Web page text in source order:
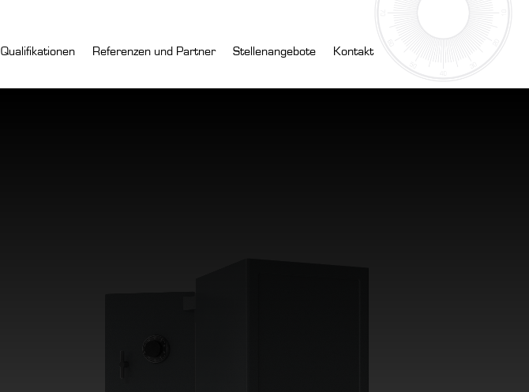
Qualifikationen Referenzen und Partner Stellenangebote Kontakt